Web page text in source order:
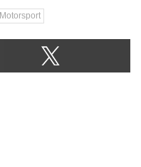
Motorsport